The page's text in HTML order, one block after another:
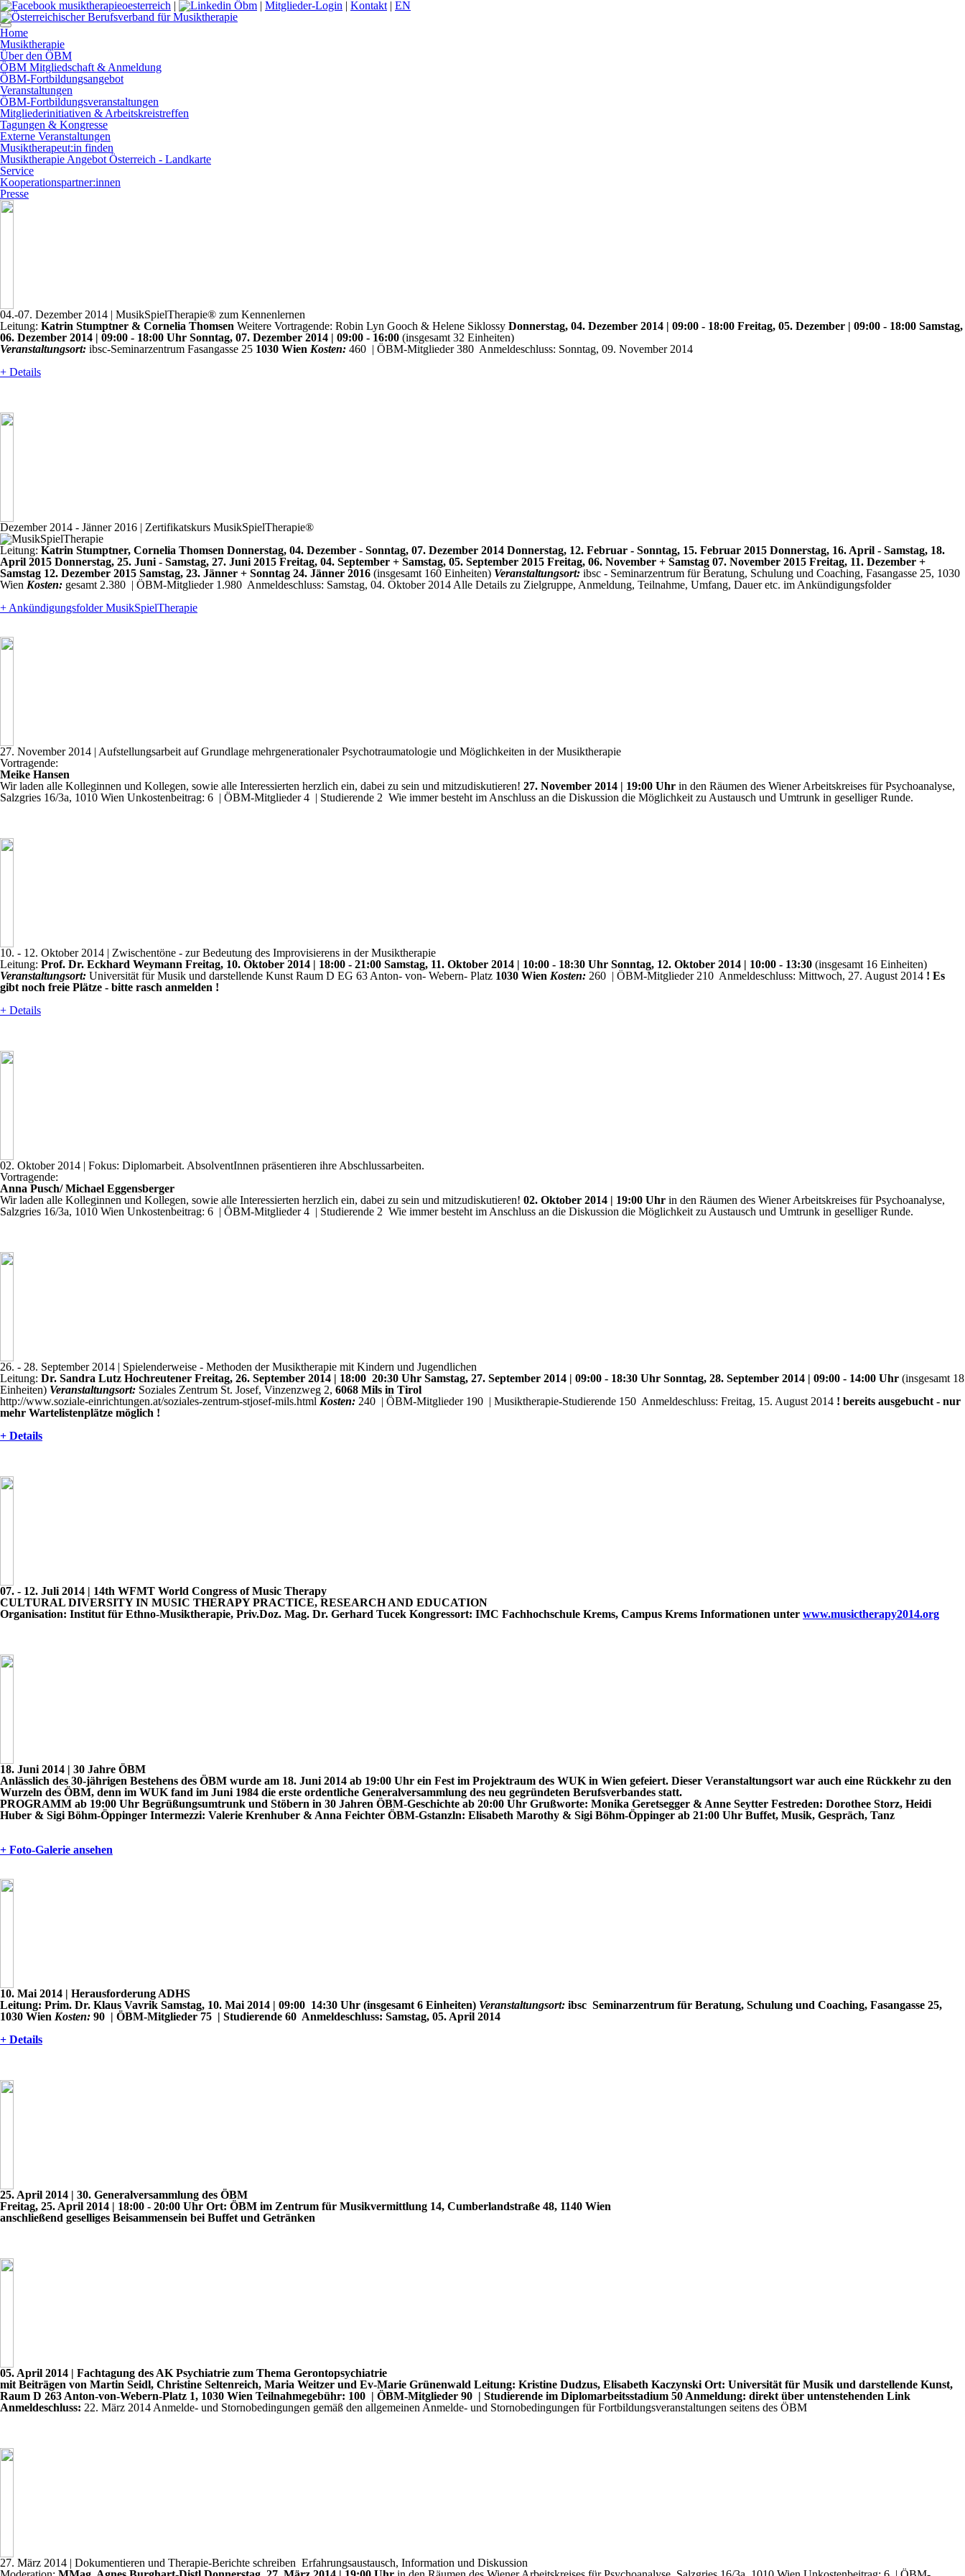
| | Mitglieder-Login | Kontakt | EN
Home
Musiktherapie
Über den ÖBM
ÖBM Mitgliedschaft & Anmeldung
ÖBM-Fortbildungsangebot
Veranstaltungen
ÖBM-Fortbildungsveranstaltungen
Mitgliederinitiativen & Arbeitskreistreffen
Tagungen & Kongresse
Externe Veranstaltungen
Musiktherapeut:in finden
Musiktherapie Angebot Österreich - Landkarte
Service
Kooperationspartner:innen
Presse
04.-07. Dezember 2014 | MusikSpielTherapie® zum Kennenlernen
Leitung: Katrin Stumptner & Cornelia Thomsen Weitere Vortragende: Robin Lyn Gooch & Helene Siklossy Donnerstag, 04. Dezember 2014 | 09:00 - 18:00 Freitag, 05. Dezember | 09:00 - 18:00 Samstag,
06. Dezember 2014 | 09:00 - 18:00 Uhr Sonntag, 07. Dezember 2014 | 09:00 - 16:00 (insgesamt 32 Einheiten)
Veranstaltungsort: ibsc-Seminarzentrum Fasangasse 25 1030 Wien Kosten: 460  | ÖBM-Mitglieder 380  Anmeldeschluss: Sonntag, 09. November 2014
+ Details
Dezember 2014 - Jänner 2016 | Zertifikatskurs MusikSpielTherapie®
Leitung: Katrin Stumptner, Cornelia Thomsen Donnerstag, 04. Dezember - Sonntag, 07. Dezember 2014 Donnerstag, 12. Februar - Sonntag, 15. Februar 2015 Donnerstag, 16. April - Samstag, 18.
April 2015 Donnerstag, 25. Juni - Samstag, 27. Juni 2015 Freitag, 04. September + Samstag, 05. September 2015 Freitag, 06. November + Samstag 07. November 2015 Freitag, 11. Dezember +
Samstag 12. Dezember 2015 Samstag, 23. Jänner + Sonntag 24. Jänner 2016 (insgesamt 160 Einheiten) Veranstaltungsort: ibsc - Seminarzentrum für Beratung, Schulung und Coaching, Fasangasse 25, 1030
Wien Kosten: gesamt 2.380  | ÖBM-Mitglieder 1.980  Anmeldeschluss: Samstag, 04. Oktober 2014 Alle Details zu Zielgruppe, Anmeldung, Teilnahme, Umfang, Dauer etc. im Ankündigungsfolder
+ Ankündigungsfolder MusikSpielTherapie
27. November 2014 | Aufstellungsarbeit auf Grundlage mehrgenerationaler Psychotraumatologie und Möglichkeiten in der Musiktherapie
Vortragende:
Meike Hansen
Wir laden alle Kolleginnen und Kollegen, sowie alle Interessierten herzlich ein, dabei zu sein und mitzudiskutieren! 27. November 2014 | 19:00 Uhr in den Räumen des Wiener Arbeitskreises für Psychoanalyse,
Salzgries 16/3a, 1010 Wien Unkostenbeitrag: 6  | ÖBM-Mitglieder 4  | Studierende 2  Wie immer besteht im Anschluss an die Diskussion die Möglichkeit zu Austausch und Umtrunk in geselliger Runde.
10. - 12. Oktober 2014 | Zwischentöne - zur Bedeutung des Improvisierens in der Musiktherapie
Leitung: Prof. Dr. Eckhard Weymann Freitag, 10. Oktober 2014 | 18:00 - 21:00 Samstag, 11. Oktober 2014 | 10:00 - 18:30 Uhr Sonntag, 12. Oktober 2014 | 10:00 - 13:30 (insgesamt 16 Einheiten)
Veranstaltungsort: Universität für Musik und darstellende Kunst Raum D EG 63 Anton- von- Webern- Platz 1030 Wien Kosten: 260  | ÖBM-Mitglieder 210  Anmeldeschluss: Mittwoch, 27. August 2014 ! Es
gibt noch freie Plätze - bitte rasch anmelden !
+ Details
02. Oktober 2014 | Fokus: Diplomarbeit. AbsolventInnen präsentieren ihre Abschlussarbeiten.
Vortragende:
Anna Pusch/ Michael Eggensberger
Wir laden alle Kolleginnen und Kollegen, sowie alle Interessierten herzlich ein, dabei zu sein und mitzudiskutieren! 02. Oktober 2014 | 19:00 Uhr in den Räumen des Wiener Arbeitskreises für Psychoanalyse,
Salzgries 16/3a, 1010 Wien Unkostenbeitrag: 6  | ÖBM-Mitglieder 4  | Studierende 2  Wie immer besteht im Anschluss an die Diskussion die Möglichkeit zu Austausch und Umtrunk in geselliger Runde.
26. - 28. September 2014 | Spielenderweise - Methoden der Musiktherapie mit Kindern und Jugendlichen
Leitung: Dr. Sandra Lutz Hochreutener Freitag, 26. September 2014 | 18:00  20:30 Uhr Samstag, 27. September 2014 | 09:00 - 18:30 Uhr Sonntag, 28. September 2014 | 09:00 - 14:00 Uhr (insgesamt 18
Einheiten) Veranstaltungsort: Soziales Zentrum St. Josef, Vinzenzweg 2, 6068 Mils in Tirol
http://www.soziale-einrichtungen.at/soziales-zentrum-stjosef-mils.html Kosten: 240  | ÖBM‐Mitglieder 190  | Musiktherapie-Studierende 150  Anmeldeschluss: Freitag, 15. August 2014 ! bereits ausgebucht - nur
mehr Wartelistenplätze möglich !
+ Details
07. - 12. Juli 2014 | 14th WFMT World Congress of Music Therapy
CULTURAL DIVERSITY IN MUSIC THERAPY PRACTICE, RESEARCH AND EDUCATION
Organisation: Institut für Ethno-Musiktherapie, Priv.Doz. Mag. Dr. Gerhard Tucek Kongressort: IMC Fachhochschule Krems, Campus Krems Informationen unter www.musictherapy2014.org
18. Juni 2014 | 30 Jahre ÖBM
Anlässlich des 30-jährigen Bestehens des ÖBM wurde am 18. Juni 2014 ab 19:00 Uhr ein Fest im Projektraum des WUK in Wien gefeiert. Dieser Veranstaltungsort war auch eine Rückkehr zu den
Wurzeln des ÖBM, denn im WUK fand im Juni 1984 die erste ordentliche Generalversammlung des neu gegründeten Berufsverbandes statt.
PROGRAMM ab 19:00 Uhr Begrüßungsumtrunk und Stöbern in 30 Jahren ÖBM-Geschichte ab 20:00 Uhr Grußworte: Monika Geretsegger & Anne Seytter Festreden: Dorothee Storz, Heidi
Huber & Sigi Böhm-Öppinger Intermezzi: Valerie Krenhuber & Anna Feichter ÖBM-Gstanzln: Elisabeth Marothy & Sigi Böhm-Öppinger ab 21:00 Uhr Buffet, Musik, Gespräch, Tanz
+ Foto-Galerie ansehen
10. Mai 2014 | Herausforderung ADHS
Leitung: Prim. Dr. Klaus Vavrik Samstag, 10. Mai 2014 | 09:00  14:30 Uhr (insgesamt 6 Einheiten) Veranstaltungsort: ibsc  Seminarzentrum für Beratung, Schulung und Coaching, Fasangasse 25,
1030 Wien Kosten: 90  | ÖBM-Mitglieder 75  | Studierende 60  Anmeldeschluss: Samstag, 05. April 2014
+ Details
25. April 2014 | 30. Generalversammlung des ÖBM
Freitag, 25. April 2014 | 18:00 - 20:00 Uhr Ort: ÖBM im Zentrum für Musikvermittlung 14, Cumberlandstraße 48, 1140 Wien
anschließend geselliges Beisammensein bei Buffet und Getränken
05. April 2014 | Fachtagung des AK Psychiatrie zum Thema Gerontopsychiatrie
mit Beiträgen von Martin Seidl, Christine Seltenreich, Maria Weitzer und Ev-Marie Grünenwald Leitung: Kristine Dudzus, Elisabeth Kaczynski Ort: Universität für Musik und darstellende Kunst,
Raum D 263 Anton-von-Webern-Platz 1, 1030 Wien Teilnahmegebühr: 100  | ÖBM‐Mitglieder 90  | Studierende im Diplomarbeitsstadium 50 Anmeldung: direkt über untenstehenden Link
Anmeldeschluss: 22. März 2014 Anmelde- und Stornobedingungen gemäß den allgemeinen Anmelde- und Stornobedingungen für Fortbildungsveranstaltungen seitens des ÖBM
27. März 2014 | Dokumentieren und Therapie-Berichte schreiben  Erfahrungsaustausch, Information und Diskussion